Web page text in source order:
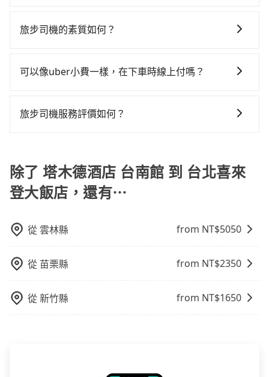
部分小黃司機不按表收費，看乘客是外地人便漫天喊價
移動確實搭乘高鐵可以比坐車快，但卻要額外支出約40
可參考tripool的拼車共乘服務，最多可再節省50%的交
差的車款，如果人數超過四位，更是沒有較大的七人座
凹的車門仍未被修理，每一次租車都好像在開樂透一
車位，對於急著用車或者要載其他乘客的人來說就有不
就顯得非常不便。
計程車約4,140輛，計程車密度為雙北的4.6%，也就是說
場議價，建議最好先上網預約，以免當場被坑受騙。綜
可事先將您的需求寄至旅步的客服信箱：
看您旅遊的目的地而定。您可以善用大眾運輸，例如：
服務，由專人到府接送，讓您更加輕鬆自在。
旅步司機的素質如何？
同時，旅步也會詳細記錄每位司機每次服務的狀況以及
可以像uber小費一樣，在下車時線上付嗎？
可以在下車前用現金支付給司機就可以了。
旅步司機服務評價如何？
旅程更加順暢和舒適。」
除了 塔木德酒店 台南館 到 台北喜來
登大飯店，還有⋯
從雲林縣 from NT$5050
從 苗栗縣 from NT$2350
從新竹縣 from NT$1650